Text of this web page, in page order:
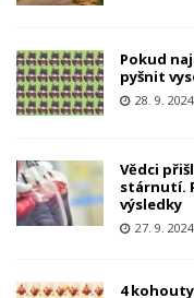
Pokud
pyšnit
28. 9. 2024
Vědci
stárnutí.
výsledky
27. 9. 2024
4